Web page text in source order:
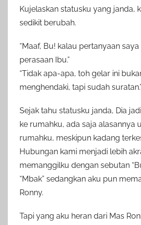
Kujelaskan statusku yang janda,
sedikit berubah.
“Maaf, Bu! kalau pertanyaan
perasaan Ibu.”
“Tidak apa-apa, toh gelar ini
menghendaki, tapi sudah suratan.”
Sejak tahu statusku janda, Dia
ke rumahku, ada saja alasannya
rumahku, meskipun kadang
Hubungan kami menjadi lebih
memanggilku dengan sebutan
“Mbak” sedangkan aku pun
Ronny.
Tapi yang aku heran dari Mas